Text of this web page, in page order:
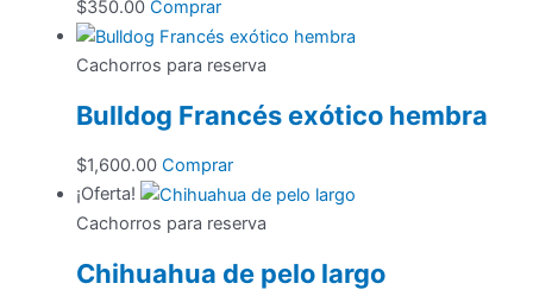
$350.00 Comprar
Cachorros para reserva
Bulldog Francés exótico hembra
$1,600.00 Comprar
¡Oferta!
Cachorros para reserva
Chihuahua de pelo largo